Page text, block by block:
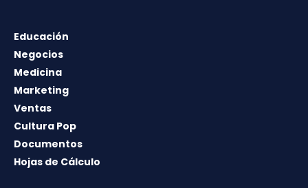
Educación
Negocios
Medicina
Marketing
Ventas
Cultura Pop
Documentos
Hojas de Cálculo